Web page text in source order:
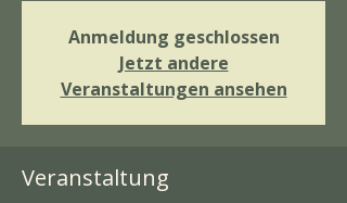
Anmeldung geschlossen
Jetzt andere
Veranstaltungen ansehen
Veranstaltung